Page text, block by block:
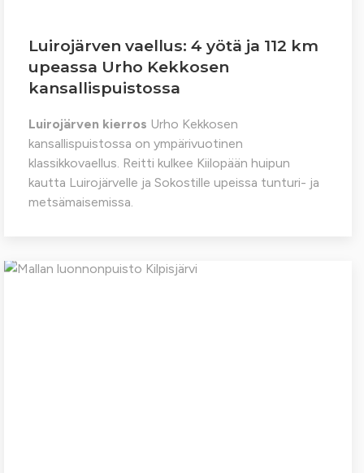
Luirojärven vaellus: 4 yötä ja 112 km
upeassa Urho Kekkosen
kansallispuistossa
Luirojärven kierros Urho Kekkosen
kansallispuistossa on ympärivuotinen
klassikkovaellus. Reitti kulkee Kiilopään huipun
kautta Luirojärvelle ja Sokostille upeissa tunturi- ja
metsämaisemissa.